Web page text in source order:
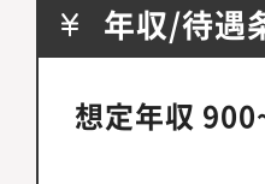
年収/待遇
想定年収